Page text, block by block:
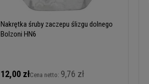
Nakrętka śruby zaczepu ślizgu dolnego
Bolzoni HN6
12,00 złCena netto: 9,76 zł